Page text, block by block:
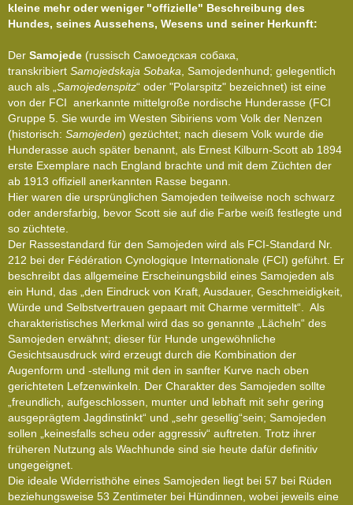
kleine mehr oder weniger "offizielle" Beschreibung des
Hundes, seines Aussehens, Wesens und seiner Herkunft:
Der Samojede (russisch Самоедская собака,
transkribiert Samojedskaja Sobaka, Samojedenhund; gelegentlich
auch als „Samojedenspitz“ oder "Polarspitz" bezeichnet) ist eine
von der FCI anerkannte mittelgroße nordische Hunderasse (FCI
Gruppe 5. Sie wurde im Westen Sibiriens vom Volk der Nenzen
(historisch: Samojeden) gezüchtet; nach diesem Volk wurde die
Hunderasse auch später benannt, als Ernest Kilburn-Scott ab 1894
erste Exemplare nach England brachte und mit dem Züchten der
ab 1913 offiziell anerkannten Rasse begann.
Hier waren die ursprünglichen Samojeden teilweise noch schwarz
oder andersfarbig, bevor Scott sie auf die Farbe weiß festlegte und
so züchtete.
Der Rassestandard für den Samojeden wird als FCI-Standard Nr.
212 bei der Fédération Cynologique Internationale (FCI) geführt. Er
beschreibt das allgemeine Erscheinungsbild eines Samojeden als
ein Hund, das „den Eindruck von Kraft, Ausdauer, Geschmeidigkeit,
Würde und Selbstvertrauen gepaart mit Charme vermittelt“. Als
charakteristisches Merkmal wird das so genannte „Lächeln“ des
Samojeden erwähnt; dieser für Hunde ungewöhnliche
Gesichtsausdruck wird erzeugt durch die Kombination der
Augenform und -stellung mit den in sanfter Kurve nach oben
gerichteten Lefzenwinkeln. Der Charakter des Samojeden sollte
„freundlich, aufgeschlossen, munter und lebhaft mit sehr gering
ausgeprägtem Jagdinstinkt“ und „sehr gesellig“sein; Samojeden
sollen „keinesfalls scheu oder aggressiv“ auftreten. Trotz ihrer
früheren Nutzung als Wachhunde sind sie heute dafür definitiv
ungegeignet.
Die ideale Widerristhöhe eines Samojeden liegt bei 57 bei Rüden
beziehungsweise 53 Zentimeter bei Hündinnen, wobei jeweils eine